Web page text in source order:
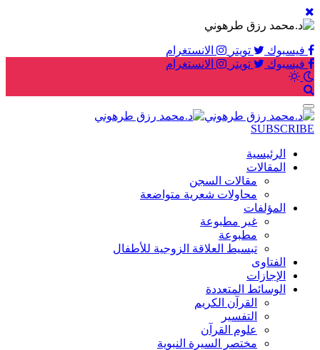
فيسبوك تويتر
الانستغرام
فيسبوك
تويتر الانستغرام
SUBSCRIBE
الرئيسية
المقالات
مقالات السجن
محاولات شعرية متواضعة
المؤلفات
غير مطبوعة
مطبوعة
تبسيط العلاقة الزوجية للأطفال
الفتاوى
الإجازات
الوسائط المتعددة
القرآن الكريم
التفسير
علوم القرآن
مختصر السيرة النبوية